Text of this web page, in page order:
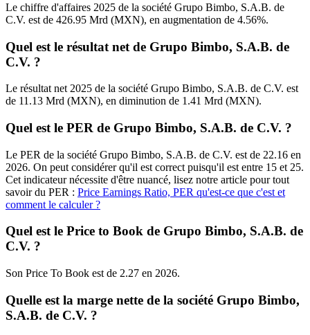
Le chiffre d'affaires 2025 de la société Grupo Bimbo, S.A.B. de
C.V. est de 426.95 Mrd (MXN), en augmentation de 4.56%.
Quel est le résultat net de Grupo Bimbo, S.A.B. de
C.V. ?
Le résultat net 2025 de la société Grupo Bimbo, S.A.B. de C.V. est
de 11.13 Mrd (MXN), en diminution de 1.41 Mrd (MXN).
Quel est le PER de Grupo Bimbo, S.A.B. de C.V. ?
Le PER de la société Grupo Bimbo, S.A.B. de C.V. est de 22.16 en
2026. On peut considérer qu'il est correct puisqu'il est entre 15 et 25.
Cet indicateur nécessite d'être nuancé, lisez notre article pour tout
savoir du PER : Price Earnings Ratio, PER qu'est-ce que c'est et
comment le calculer ?
Quel est le Price to Book de Grupo Bimbo, S.A.B. de
C.V. ?
Son Price To Book est de 2.27 en 2026.
Quelle est la marge nette de la société Grupo Bimbo,
S.A.B. de C.V. ?